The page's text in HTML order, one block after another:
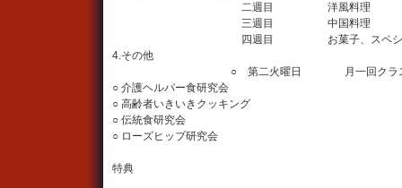
二週目 洋風料理
三週目 中国料理
四週目 お菓子、スペシャル
4.その他
○ 第二火曜日 月一回クラ
○ 介護ヘルパー食研究会
○ 高齢者いきいきクッキング
○ 伝統食研究会
○ ローズヒップ研究会
特典